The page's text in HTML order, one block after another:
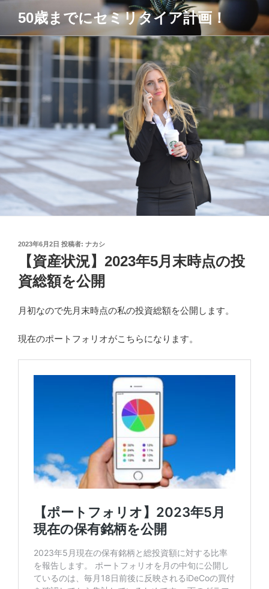
テ
ン
ツ
へ
プ
50歳までにセミリタイア計画！
投
2023年6月2日 投稿者: ナカシ
【資産状況】2023年5月末時点の投
資総額を公開
月初なので先月末時点の私の投資総額を公開します。
現在のポートフォリオがこちらになります。